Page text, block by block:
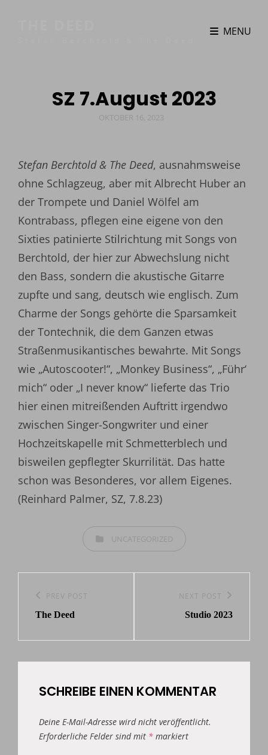
MENU
SZ 7.August 2023
POSTED
OKTOBER 16, 2023
Stefan Berchtold & The Deed, ausnahmsweise
ohne Schlagzeug, aber mit Albrecht Huber an
der Trompete und Daniel Wölfel am
Kontrabass, pflegen eine eigene von den
Sixties patinierte Stilrichtung mit Songs von
Berchtold, der hier zur Abwechslung nicht
den Bass, sondern die akustische Gitarre
zupfte und sang, deutsch wie englisch. Zum
Charme der Songs gehörte die Sparsamkeit
der Tontechnik, die dem Ganzen etwas
Straßenmusikantisches bewahrte. Mit Songs
wie „Autoscooter!“, „Monkey Business“, „Führ‘
mich“ oder „I never know“ lieferte das Trio
hier einen mitreißenden Auftritt irgendwo
zwischen Singer-Songwriter und einer
Hochzeitskapelle mit Schmetterblech und
bisweilen gepflegter Skurrilität. Das hatte
schon was Besonderes, vor allem Eigenes.
(Reinhard Palmer, SZ, 7.8.23)
CATEGORIESUNCATEGORIZED
Previous
Post
PREV POST
The Deed
NEXT POST
Studio 2023
SCHREIBE EINEN KOMMENTAR
Deine E-Mail-Adresse wird nicht veröffentlicht.
Erforderliche Felder sind mit * markiert